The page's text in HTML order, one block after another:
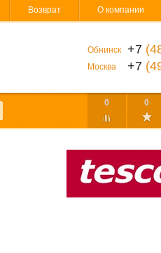
Возврат О компании
Обнинск +7
Москва +7
0 0